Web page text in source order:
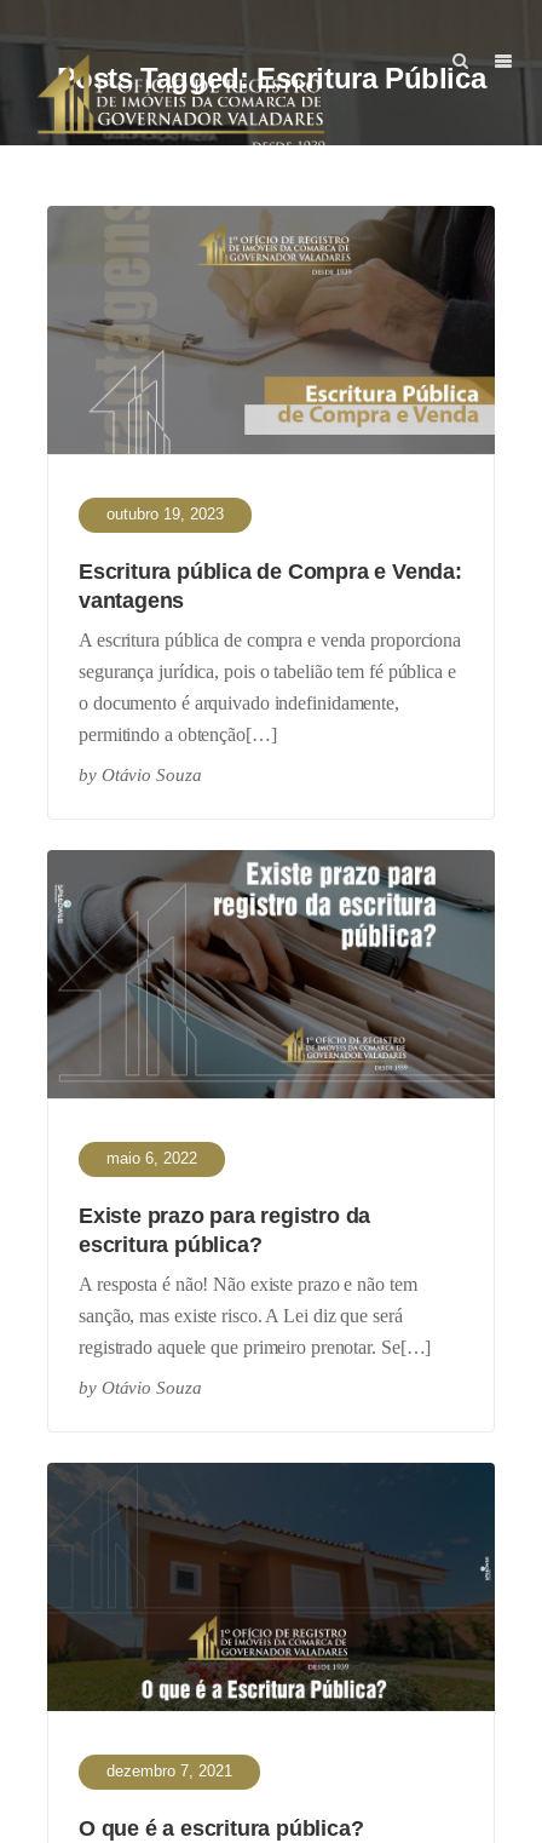
Posts Tagged: Escritura Pública
outubro 19, 2023
Escritura pública de Compra e Venda:
vantagens
A escritura pública de compra e venda proporciona
segurança jurídica, pois o tabelião tem fé pública e
o documento é arquivado indefinidamente,
permitindo a obtenção[…]
by Otávio Souza
maio 6, 2022
Existe prazo para registro da
escritura pública?
A resposta é não! Não existe prazo e não tem
sanção, mas existe risco. A Lei diz que será
registrado aquele que primeiro prenotar. Se[…]
by Otávio Souza
dezembro 7, 2021
O que é a escritura pública?